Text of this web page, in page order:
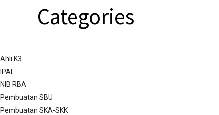
Categories
Ahli K3
IPAL
NIB RBA
Pembuatan SBU
Pembuatan SKA-SKK